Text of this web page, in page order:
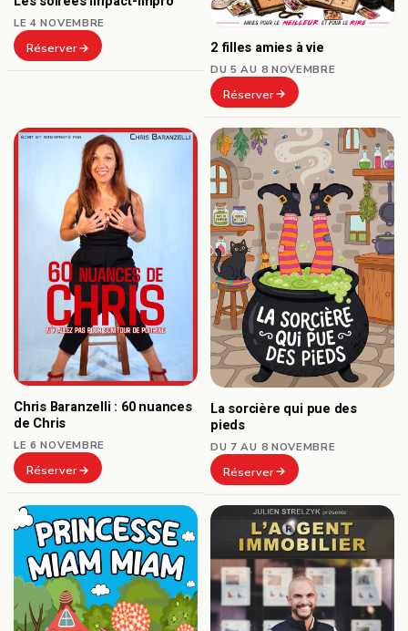
LE 4 NOVEMBRE
Réserver 2 filles amies à vie
DU 5 AU 8 NOVEMBRE
Réserver
Chris Baranzelli : 60 nuances
de Chris
LE 6 NOVEMBRE
Réserver
La sorcière qui pue des
pieds
DU 7 AU 8 NOVEMBRE
Réserver